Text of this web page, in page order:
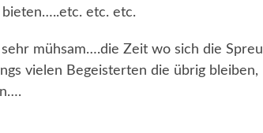
etc. etc.
mühsam….die Zeit wo sich die Spreu
vielen Begeisterten die übrig bleiben,